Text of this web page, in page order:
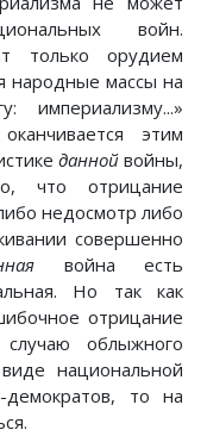
войн.
только орудием
народные массы на
империализму...»
этим
данной войны,
что отрицание
недосмотр либо
совершенно
война есть
Но так как
отрицание
облыжного
национальной
демократов, то на